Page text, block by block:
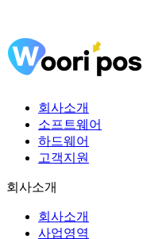
회사소개
소프트웨어
하드웨어
고객지원
회사소개
회사소개
사업영역